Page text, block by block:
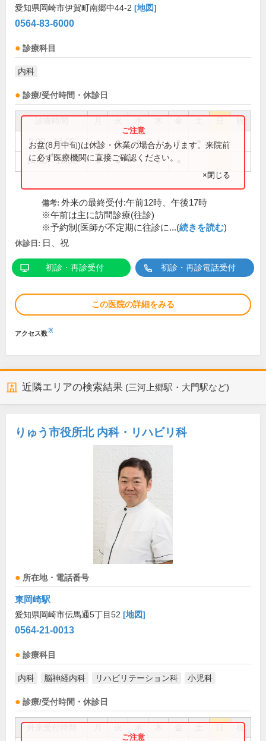
愛知県岡崎市伊賀町南郷中44-2 [地図]
0564-83-6000
診療科目
内科
診療/受付時間・休診日
祝
9:00～13:00 ● ● ● ● ●
14:00～18:00 ● ● ●
お盆(8月中旬)は休診・休業の場合があります。来院前
に必ず医療機関に直接ご確認ください。
×閉じる
備考: 外来の最終受付:午前12時、午後17時
※午前は主に訪問診療(往診)
※予約制(医師が不定期に往診に...(続きを読む)
休診日: 日、祝
初診・再診受付 初診・再診電話受付
この医院の詳細をみる
アクセス数※
近隣エリアの検索結果 (三河上郷駅・大門駅など)
りゅう市役所北 内科・リハビリ科
所在地・電話番号
東岡崎駅
愛知県岡崎市伝馬通5丁目52 [地図]
0564-21-0013
診療科目
内科 脳神経内科 リハビリテーション科 小児科
診療/受付時間・休診日
祝